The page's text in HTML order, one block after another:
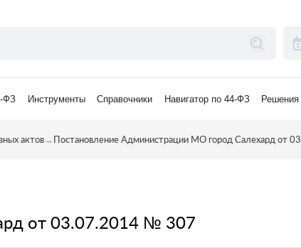
ФЗ Инструменты Справочники Навигатор по 44-ФЗ
актов→Постановление Администрации МО город Салехард от
от 03.07.2014 № 307